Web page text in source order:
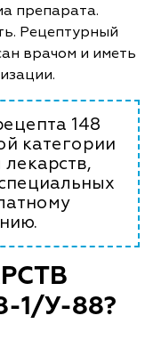
препарата.
Рецептурный
врачом и иметь
148
категории
1/У-88?